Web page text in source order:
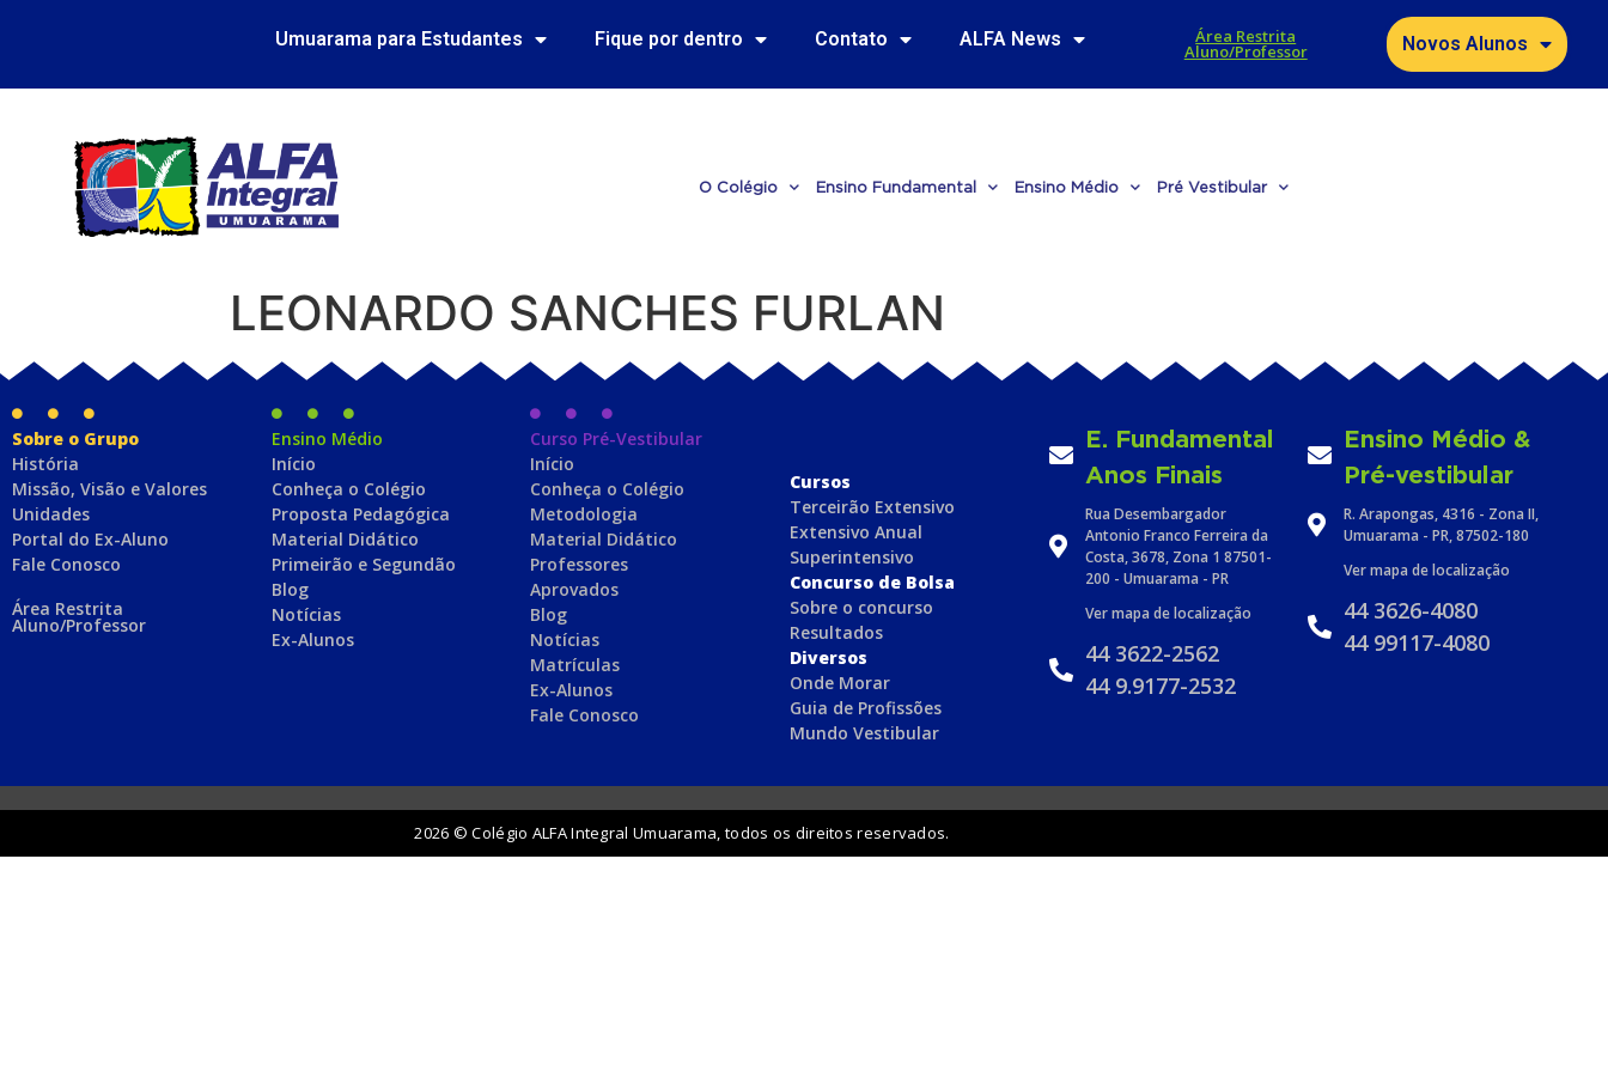
Umuarama para Estudantes Fique por dentro Contato ALFA News Área Restrita
Aluno/Professor Novos Alunos
O Colégio Ensino Fundamental Ensino Médio Pré Vestibular
LEONARDO SANCHES FURLAN
Sobre o Grupo
História
Missão, Visão e Valores
Unidades
Portal do Ex-Aluno
Fale Conosco
Área Restrita
Aluno/Professor
Ensino Médio
Início
Conheça o Colégio
Proposta Pedagógica
Material Didático
Primeirão e Segundão
Blog
Notícias
Ex-Alunos
Curso Pré-Vestibular
Início
Conheça o Colégio
Metodologia
Material Didático
Professores
Aprovados
Blog
Notícias
Matrículas
Ex-Alunos
Fale Conosco
Cursos
Terceirão Extensivo
Extensivo Anual
Superintensivo
Concurso de Bolsa
Sobre o concurso
Resultados
Diversos
Onde Morar
Guia de Profissões
Mundo Vestibular
E. Fundamental
Anos Finais
Rua Desembargador
Antonio Franco Ferreira da
Costa, 3678, Zona 1 87501-
200 - Umuarama - PR
Ver mapa de localização
44 3622-2562
44 9.9177-2532
Ensino Médio &
Pré-vestibular
R. Arapongas, 4316 - Zona II,
Umuarama - PR, 87502-180
Ver mapa de localização
44 3626-4080
44 99117-4080
2026 © Colégio ALFA Integral Umuarama, todos os direitos reservados.